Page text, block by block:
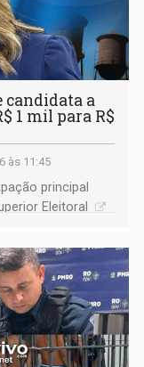
candidata a
1 mil para R$
às 11:45
principal
Eleitoral